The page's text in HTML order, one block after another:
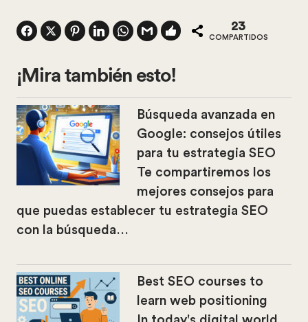
23
COMPARTIDOS
¡Mira también esto!
Búsqueda avanzada en
Google: consejos útiles
para tu estrategia SEO
Te compartiremos los
mejores consejos para
que puedas establecer tu estrategia SEO
con la búsqueda…
Best SEO courses to
learn web positioning